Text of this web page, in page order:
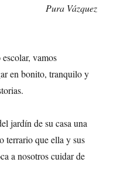
Pura Vázquez
vamos
en bonito, tranquilo y
jardín de su casa una
terrario que ella y sus
a nosotros cuidar de